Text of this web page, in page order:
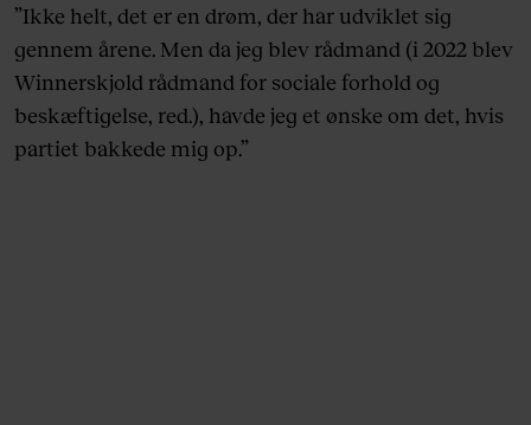
”Ikke helt, det er en drøm, der har udviklet sig
gennem årene. Men da jeg blev rådmand (i 2022 blev
Winnerskjold rådmand for sociale forhold og
beskæftigelse, red.), havde jeg et ønske om det, hvis
partiet bakkede mig op.”